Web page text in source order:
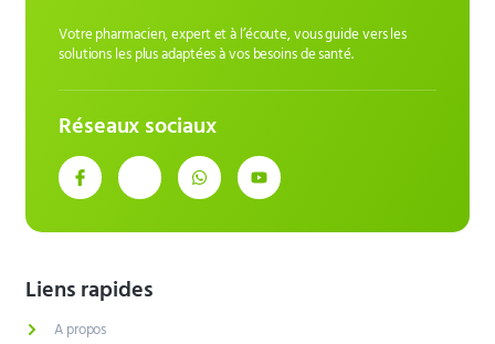
Votre pharmacien, expert et à l’écoute, vous guide vers les
solutions les plus adaptées à vos besoins de santé.
Réseaux sociaux
Liens rapides
A propos